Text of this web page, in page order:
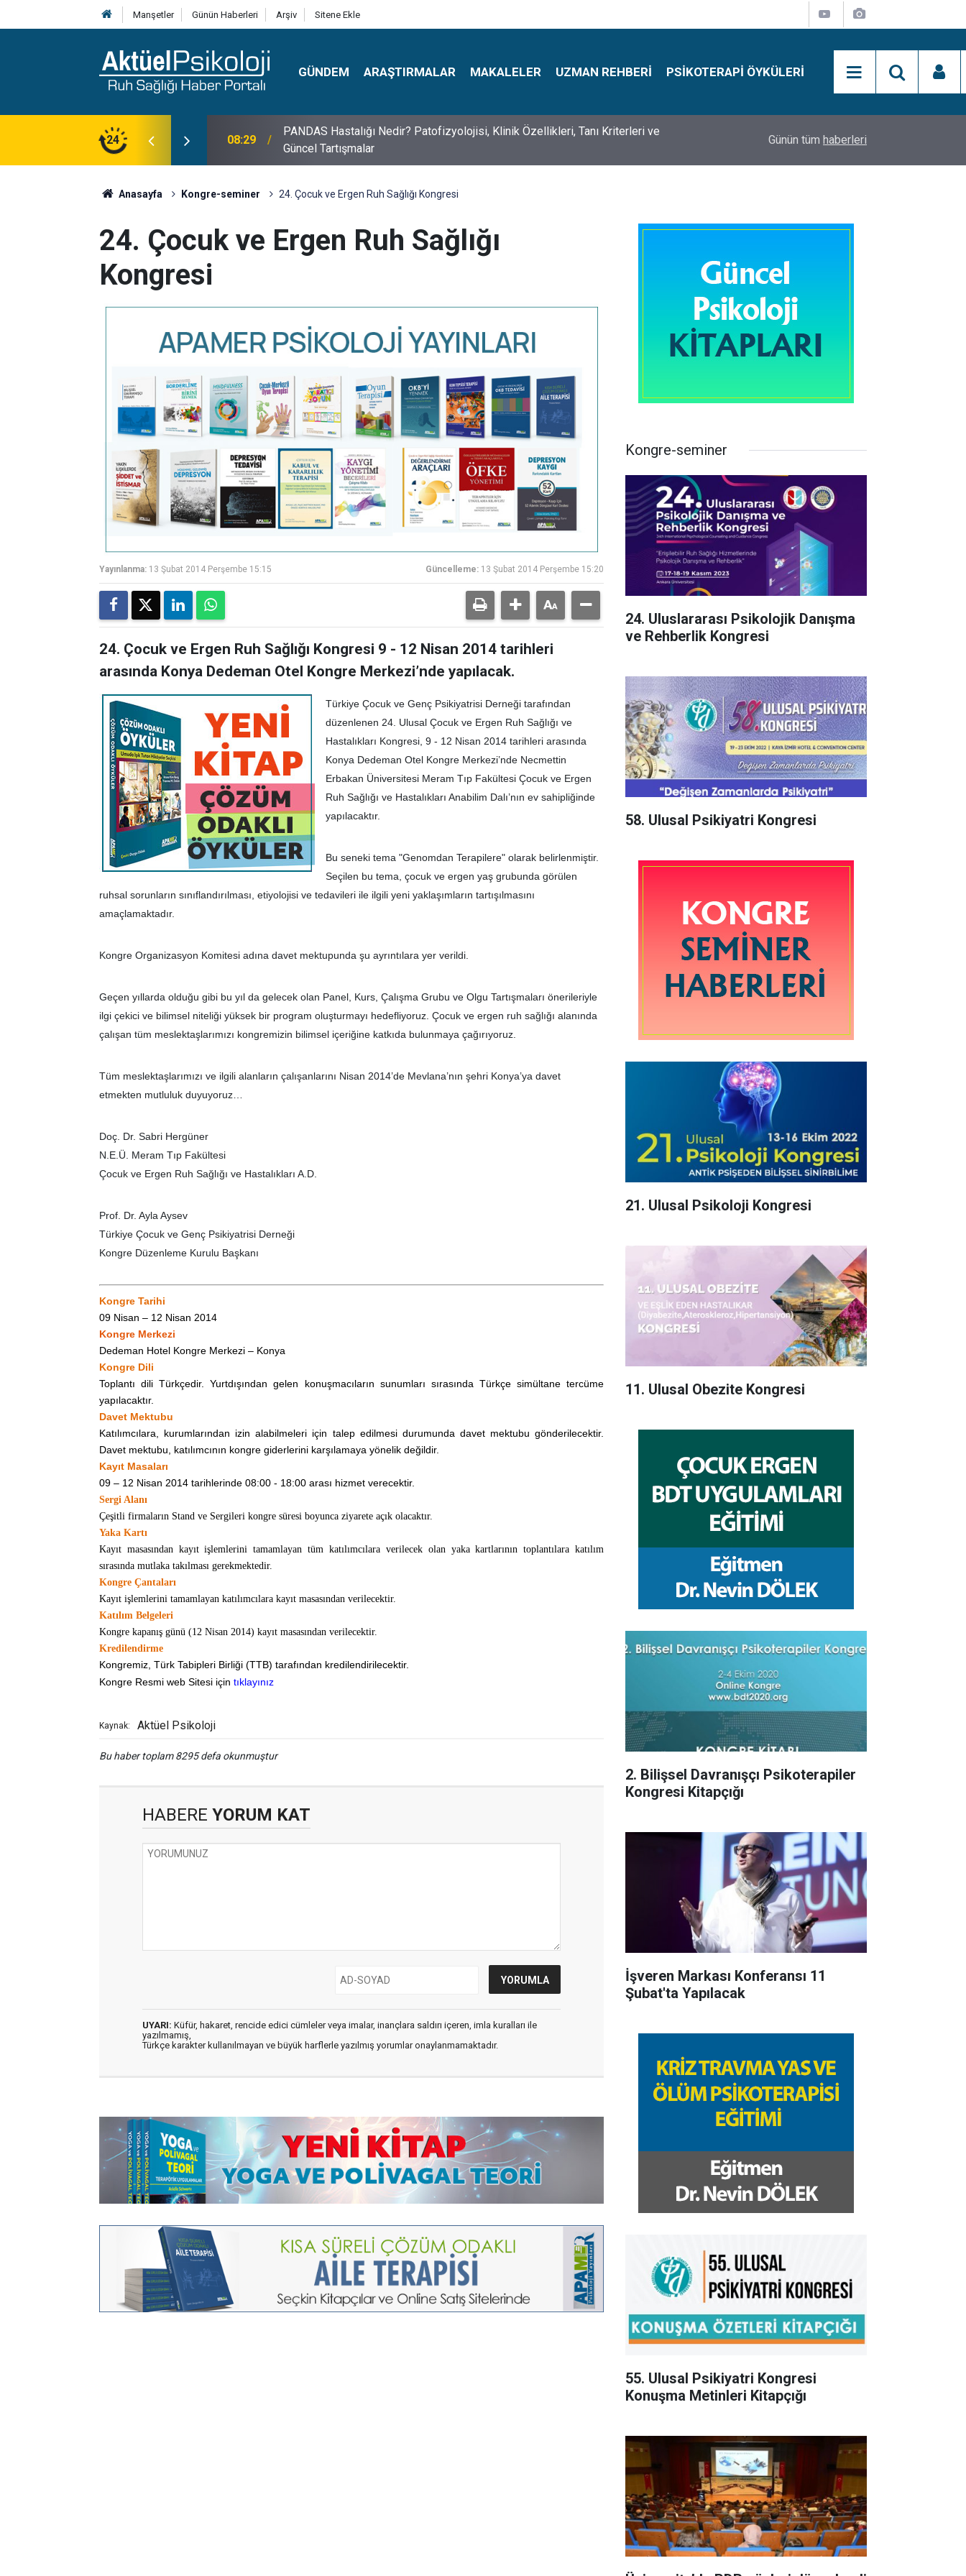
Manşetler Günün Haberleri Arşiv Sitene Ekle
GÜNDEM ARAŞTIRMALAR MAKALELER UZMAN REHBERI PSIKOTERAPI ÖYKÜLERI
24 10:30 10 Mayıs Psikologlar Günü Nasıl Ortaya Çıktı? 10 Mayıs Tarihinin Hikayesi Simon Says Dikkat Programı Nedir?
Günün tüm haberleri
Anasayfa Kongre-seminer 24. Çocuk ve Ergen Ruh Sağlığı Kongresi
24. Çocuk ve Ergen Ruh Sağlığı
Kongresi
Yayınlanma: 13 Şubat 2014 Perşembe 15:15 Güncelleme: 13 Şubat 2014 Perşembe 15:20
24. Çocuk ve Ergen Ruh Sağlığı Kongresi 9 - 12 Nisan 2014 tarihleri
arasında Konya Dedeman Otel Kongre Merkezi’nde yapılacak.
Türkiye Çocuk ve Genç Psikiyatrisi Derneği tarafından
düzenlenen 24. Ulusal Çocuk ve Ergen Ruh Sağlığı ve
Hastalıkları Kongresi, 9 - 12 Nisan 2014 tarihleri arasında
Konya Dedeman Otel Kongre Merkezi’nde Necmettin
Erbakan Üniversitesi Meram Tıp Fakültesi Çocuk ve Ergen
Ruh Sağlığı ve Hastalıkları Anabilim Dalı’nın ev sahipliğinde
yapılacaktır.
Bu seneki tema "Genomdan Terapilere" olarak belirlenmiştir.
Seçilen bu tema, çocuk ve ergen yaş grubunda görülen
ruhsal sorunların sınıflandırılması, etiyolojisi ve tedavileri ile ilgili yeni yaklaşımların tartışılmasını
amaçlamaktadır.
Kongre Organizasyon Komitesi adına davet mektupunda şu ayrıntılara yer verildi.
Geçen yıllarda olduğu gibi bu yıl da gelecek olan Panel, Kurs, Çalışma Grubu ve Olgu Tartışmaları önerileriyle
ilgi çekici ve bilimsel niteliği yüksek bir program oluşturmayı hedefliyoruz. Çocuk ve ergen ruh sağlığı alanında
çalışan tüm meslektaşlarımızı kongremizin bilimsel içeriğine katkıda bulunmaya çağırıyoruz.
Tüm meslektaşlarımızı ve ilgili alanların çalışanlarını Nisan 2014’de Mevlana’nın şehri Konya’ya davet
etmekten mutluluk duyuyoruz…
Doç. Dr. Sabri Hergüner
N.E.Ü. Meram Tıp Fakültesi
Çocuk ve Ergen Ruh Sağlığı ve Hastalıkları A.D.
Prof. Dr. Ayla Aysev
Türkiye Çocuk ve Genç Psikiyatrisi Derneği
Kongre Düzenleme Kurulu Başkanı
Kongre Tarihi
09 Nisan – 12 Nisan 2014
Kongre Merkezi
Dedeman Hotel Kongre Merkezi – Konya
Kongre Dili
Toplantı dili Türkçedir. Yurtdışından gelen konuşmacıların sunumları sırasında Türkçe simültane tercüme
yapılacaktır.
Davet Mektubu
Katılımcılara, kurumlarından izin alabilmeleri için talep edilmesi durumunda davet mektubu gönderilecektir.
Davet mektubu, katılımcının kongre giderlerini karşılamaya yönelik değildir.
Kayıt Masaları
09 – 12 Nisan 2014 tarihlerinde 08:00 - 18:00 arası hizmet verecektir.
Sergi Alanı
Çeşitli firmaların Stand ve Sergileri kongre süresi boyunca ziyarete açık olacaktır.
Yaka Kartı
Kayıt masasından kayıt işlemlerini tamamlayan tüm katılımcılara verilecek olan yaka kartlarının toplantılara katılım
sırasında mutlaka takılması gerekmektedir.
Kongre Çantaları
Kayıt işlemlerini tamamlayan katılımcılara kayıt masasından verilecektir.
Katılım Belgeleri
Kongre kapanış günü (12 Nisan 2014) kayıt masasından verilecektir.
Kredilendirme
Kongremiz, Türk Tabipleri Birliği (TTB) tarafından kredilendirilecektir.
Kongre Resmi web Sitesi için tıklayınız
Kaynak: Aktüel Psikoloji
Bu haber toplam 8295 defa okunmuştur
HABERE YORUM KAT
UYARI: Küfür, hakaret, rencide edici cümleler veya imalar, inançlara saldırı içeren, imla kuralları ile
yazılmamış,
Türkçe karakter kullanılmayan ve büyük harflerle yazılmış yorumlar onaylanmamaktadır.
Kongre-seminer
24. Uluslararası Psikolojik Danışma
ve Rehberlik Kongresi
58. Ulusal Psikiyatri Kongresi
21. Ulusal Psikoloji Kongresi
11. Ulusal Obezite Kongresi
2. Bilişsel Davranışçı Psikoterapiler
Kongresi Kitapçığı
İşveren Markası Konferansı 11
Şubat'ta Yapılacak
55. Ulusal Psikiyatri Kongresi
Konuşma Metinleri Kitapçığı